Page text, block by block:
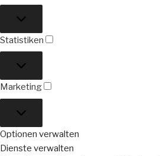
Statistiken
Marketing
Optionen verwalten
Dienste verwalten